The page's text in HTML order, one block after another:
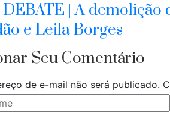
| A
e Leila Borges
Seu Comentário
de e-mail não será publicado.